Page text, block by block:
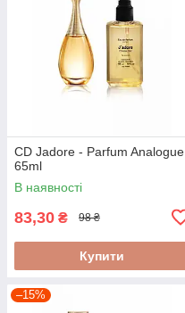
CD Jadore - Parfum Analogue
65ml
В наявності
83,30 ₴ 98 ₴
Купити
–15%